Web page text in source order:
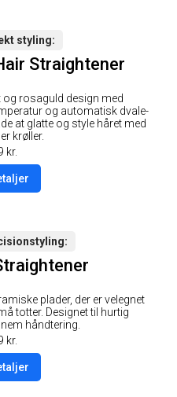
styling
Straightener
og rosaguld design med
og automatisk dvale-
at glatte og style håret med
krøller.
kr.
plader, der er velegnet
totter. Designet til hurtig
håndtering.
kr.